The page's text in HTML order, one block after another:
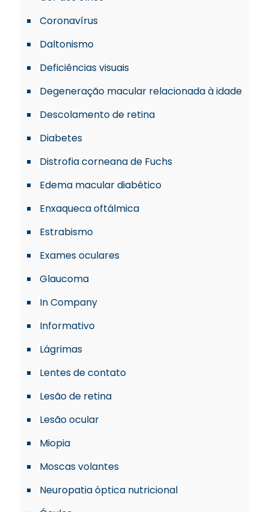
Coronavírus
Daltonismo
Deficiências visuais
Degeneração macular relacionada à idade
Descolamento de retina
Diabetes
Distrofia corneana de Fuchs
Edema macular diabético
Enxaqueca oftálmica
Estrabismo
Exames oculares
Glaucoma
In Company
Informativo
Lágrimas
Lentes de contato
Lesão de retina
Lesão ocular
Miopia
Moscas volantes
Neuropatia óptica nutricional